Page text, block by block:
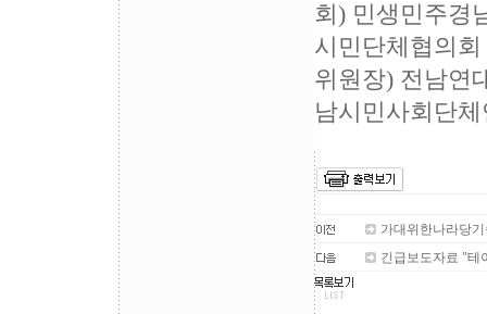
회) 민생민주경
시민단체협의
위원장) 전남연
남시민사회단
가대위한나라당
긴급보도자료 "테